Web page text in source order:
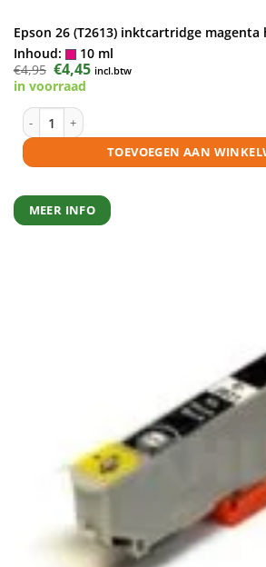
Epson 26 (T2613) inktcartridge magenta
Inhoud:
10 ml
€4,95 Oorspronkelijke
prijs
was:
€4,45Huidige
prijs
incl.btw
in voorraad
Epson 26 (T2613) inktcartridge magenta
TOEVOEGEN AAN
MEER INFO